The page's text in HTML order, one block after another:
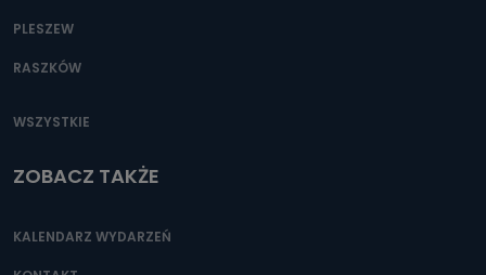
PLESZEW
RASZKÓW
WSZYSTKIE
ZOBACZ TAKŻE
KALENDARZ WYDARZEŃ